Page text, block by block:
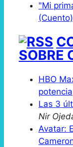
"Mi
(Cuento)
SOBRE
HBO
potencia
Las 3
Nir
Avatar: